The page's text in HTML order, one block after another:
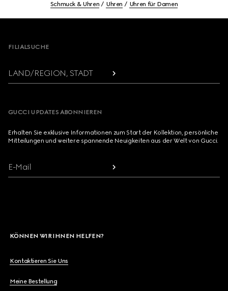
Schmuck & Uhren Uhren Uhren für Damen
FILIALSUCHE
LAND/REGION, STADT
GUCCI UPDATES ABONNIEREN
Erhalten Sie exklusive Informationen zum Start der Kollektion, persönliche
Mitteilungen und weitere spannende Neuigkeiten aus der Welt von Gucci.
E-Mail
KÖNNEN WIR IHNEN HELFEN?
Kontaktieren Sie Uns
Meine Bestellung